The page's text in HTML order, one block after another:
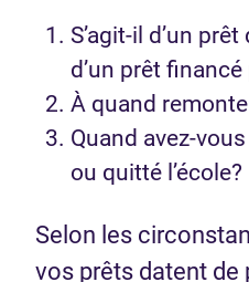
S’agit-il d’un
d’un prêt
À quand
Quand avez-
ou quitté l’école?
Selon les
vos prêts datent de